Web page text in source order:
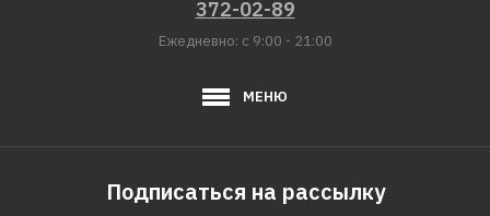
372-02-89
Ежедневно: с 9:00 - 21:00
МЕНЮ
Подписаться на рассылку